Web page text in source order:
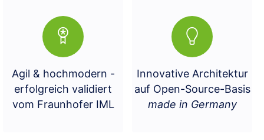
Agil & hochmodern -
erfolgreich validiert
vom Fraunhofer IML
Innovative Architektur
auf Open-Source-Basis
made in Germany